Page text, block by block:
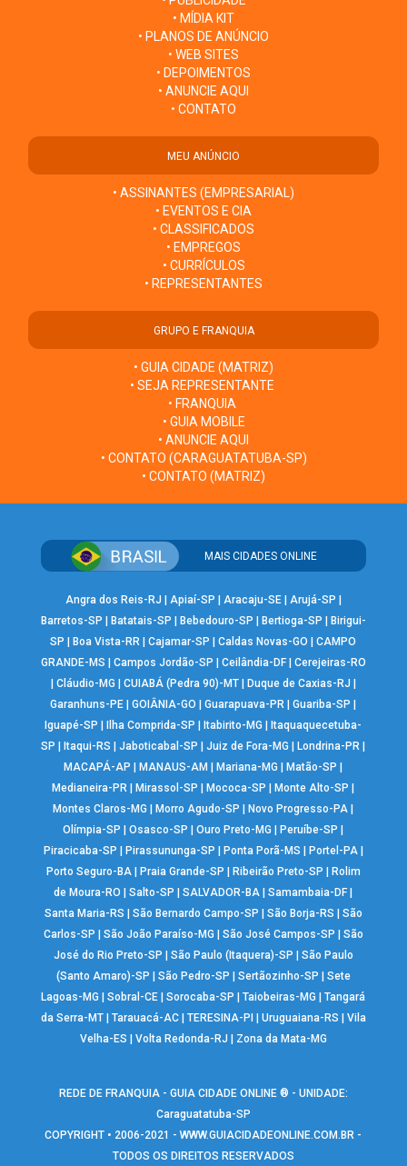
• MÍDIA KIT
• PLANOS DE ANÚNCIO
• WEB SITES
• DEPOIMENTOS
• ANUNCIE AQUI
• CONTATO
MEU ANÚNCIO
• ASSINANTES (EMPRESARIAL)
• EVENTOS E CIA
• CLASSIFICADOS
• EMPREGOS
• CURRÍCULOS
• REPRESENTANTES
GRUPO E FRANQUIA
• GUIA CIDADE (MATRIZ)
• SEJA REPRESENTANTE
• FRANQUIA
• GUIA MOBILE
• ANUNCIE AQUI
• CONTATO (CARAGUATATUBA-SP)
• CONTATO (MATRIZ)
MAIS CIDADES ONLINE
Angra dos Reis-RJ | Apiaí-SP | Aracaju-SE| Arujá-SP |
Barretos-SP | Batatais-SP | Bebedouro-SP | Bertioga-SP | Birigui-
SP |Boa Vista-RR |Cajamar-SP |Caldas Novas-GO |CAMPO
GRANDE-MS | Campos Jordão-SP | Ceilândia-DF| Cerejeiras-RO
| Cláudio-MG | CUIABÁ (Pedra 90)-MT| Duque de Caxias-RJ |
Garanhuns-PE |GOIÂNIA-GO |Guarapuava-PR |Guariba-SP |
Iguapé-SP |Ilha Comprida-SP |Itabirito-MG |Itaquaquecetuba-
SP |Itaqui-RS |Jaboticabal-SP |Juiz de Fora-MG |Londrina-PR |
MACAPÁ-AP |MANAUS-AM |Mariana-MG |Matão-SP |
Medianeira-PR |Mirassol-SP |Mococa-SP |Monte Alto-SP |
Montes Claros-MG |Morro Agudo-SP |Novo Progresso-PA |
Olímpia-SP |Osasco-SP |Ouro Preto-MG |Peruíbe-SP |
Piracicaba-SP | Pirassununga-SP | Ponta Porã-MS | Portel-PA|
Porto Seguro-BA| Praia Grande-SP | Ribeirão Preto-SP | Rolim
de Moura-RO |Salto-SP |SALVADOR-BA |Samambaia-DF |
Santa Maria-RS | São Bernardo Campo-SP | São Borja-RS | São
Carlos-SP | São João Paraíso-MG | São José Campos-SP | São
José do Rio Preto-SP | São Paulo (Itaquera)-SP | São Paulo
(Santo Amaro)-SP | São Pedro-SP | Sertãozinho-SP | Sete
Lagoas-MG |Sobral-CE |Sorocaba-SP |Taiobeiras-MG |Tangará
da Serra-MT| Tarauacá-AC| TERESINA-PI | Uruguaiana-RS | Vila
Velha-ES | Volta Redonda-RJ | Zona da Mata-MG
REDE DE FRANQUIA - GUIA CIDADE ONLINE ® - UNIDADE:
Caraguatatuba-SP
COPYRIGHT • 2006-2021 -WWW.GUIACIDADEONLINE.COM.BR -
TODOS OS DIREITOS RESERVADOS